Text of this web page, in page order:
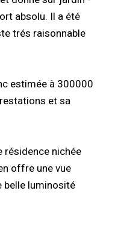
absolu. Il a été
trés raisonnable
estimée à 300000
et sa
résidence nichée
offre une vue
belle luminosité